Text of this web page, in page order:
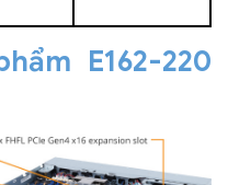
E162-220